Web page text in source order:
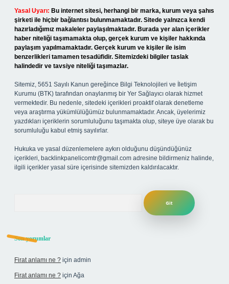
Yasal Uyarı: Bu internet sitesi, herhangi bir marka, kurum veya şahıs
şirketi ile hiçbir bağlantısı bulunmamaktadır. Sitede yalnızca kendi
hazırladığımız makaleler paylaşılmaktadır. Burada yer alan içerikler
haber niteliği taşımamakta olup, gerçek kurum ve kişiler hakkında
paylaşım yapılmamaktadır. Gerçek kurum ve kişiler ile isim
benzerlikleri tamamen tesadüfidir. Sitemizdeki bilgiler taslak
halindedir ve tavsiye niteliği taşımazlar.
Sitemiz, 5651 Sayılı Kanun gereğince Bilgi Teknolojileri ve İletişim
Kurumu (BTK) tarafından onaylanmış bir Yer Sağlayıcı olarak hizmet
vermektedir. Bu nedenle, sitedeki içerikleri proaktif olarak denetleme
veya araştırma yükümlülüğümüz bulunmamaktadır. Ancak, üyelerimiz
yazdıkları içeriklerin sorumluluğunu taşımakta olup, siteye üye olarak bu
sorumluluğu kabul etmiş sayılırlar.
Hukuka ve yasal düzenlemelere aykırı olduğunu düşündüğünüz
içerikleri, backlinkpanelicomtr@gmail.com adresine bildirmeniz halinde,
ilgili içerikler yasal süre içerisinde sitemizden kaldırılacaktır.
Son yorumlar
Firat anlamı ne ? için admin
Firat anlamı ne ? için Ağa